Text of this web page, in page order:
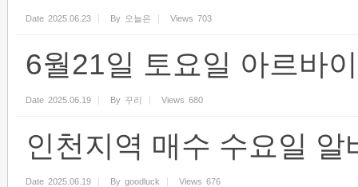
Date 2025.06.23 By 오늘은 Views 703
6월21일 토요일 아르바
Date 2025.06.19 By 꾸리 Views 680
인천지역 매수 수요일 알
Date 2025.06.19 By goodluck Views 676